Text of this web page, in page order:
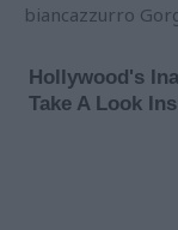
biancazzurro